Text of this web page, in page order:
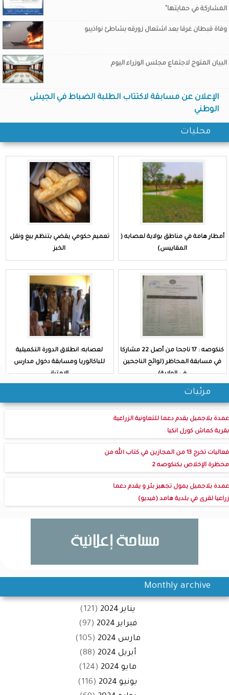
المشاركة في حمايتها"
وفاة قبطان غرقا بعد اشتعال زورقه بشاطئ نواذيبو
البيان المتوج لاجتماع مجلس الوزراء اليوم
الإعلان عن مسابقة لاكتتاب الطلبة الضباط في الجيش
الوطني
ولد اجاي يستقبل السفير
محليات
أمطار هامة في مناطق بولاية لعصابه (
المقاييس)
تعميم حكومي يقضي بتنظم بيع ونقل
الخبز
كنكوصه : 17 ناجحا من أصل 22 مشاركا
في مسابقة المحاظر (لوائح الناجحين
في الولاية)
لعصابه: انطلاق الدورة التكميلية
للباكالوريا ومسابقة دخول مدارس
الامتياز
مرئيات
عمدة بلاجميل يقدم دعما للتعاونية الزراعية
بقرية كماش كورل انكيا
فعاليات تخرج 13 من المجازين في كتاب الله من
محظرة الإخلاص بكنكوصه 2
عمدة بلاجميل يمول تجهيز بئر و يقدم دعما
زراعيا لقرى في بلدية هامد (فيديو)
Monthly archive
يناير 2024
(121)
فبراير 2024
(97)
مارس 2024
(105)
أبريل 2024
(88)
مايو 2024
(124)
يونيو 2024
(116)